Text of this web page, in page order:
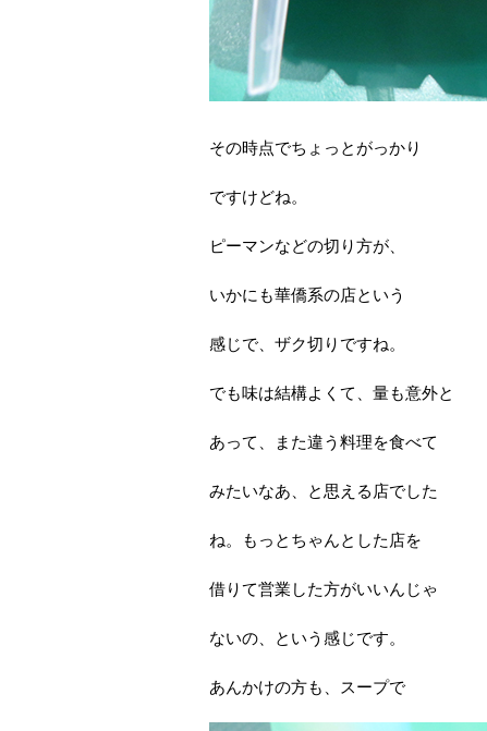
その時点でちょっとがっかり
ですけどね。
ピーマンなどの切り方が、
いかにも華僑系の店という
感じで、ザク切りですね。
でも味は結構よくて、量も意外と
あって、また違う料理を食べて
みたいなあ、と思える店でした
ね。もっとちゃんとした店を
借りて営業した方がいいんじゃ
ないの、という感じです。
あんかけの方も、スープで